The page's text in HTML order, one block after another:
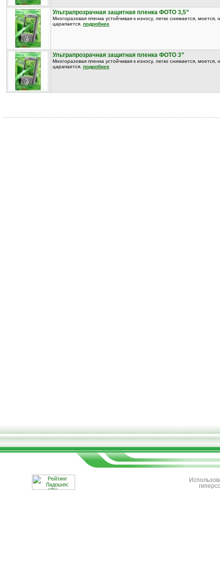
Ультрапрозрачная защитная пленка ФОТО 3,5”
Многоразовая пленка устойчивая к износу, легко снимается, моется,
царапается. подробнее
Ультрапрозрачная защитная пленка ФОТО 3”
Многоразовая пленка устойчивая к износу, легко снимается, моется,
царапается. подробнее